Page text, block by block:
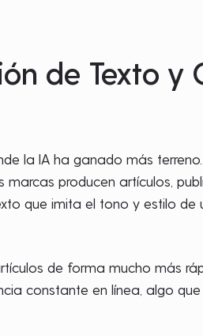
de Texto y
la IA ha ganado más
producen artículos,
que imita el tono y estilo
de forma mucho más
constante en línea, algo